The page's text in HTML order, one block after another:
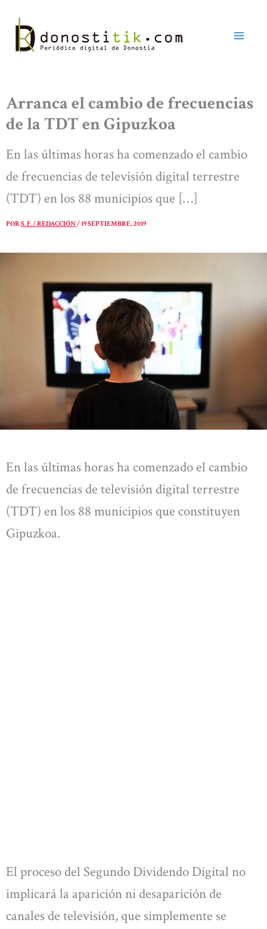
contenido
Arranca el cambio de frecuencias
de la TDT en Gipuzkoa
En las últimas horas ha comenzado el cambio
de frecuencias de televisión digital terrestre
(TDT) en los 88 municipios que […]
PORS. F. / REDACCIÓN/19 SEPTIEMBRE, 2019
En las últimas horas ha comenzado el cambio
de frecuencias de televisión digital terrestre
(TDT) en los 88 municipios que constituyen
Gipuzkoa.
El proceso del Segundo Dividendo Digital no
implicará la aparición ni desaparición de
canales de televisión, que simplemente se